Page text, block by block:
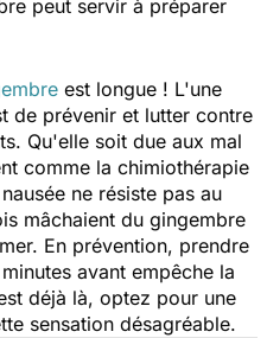
peut servir à préparer
est longue ! L'une
de prévenir et lutter contre
Qu'elle soit due aux mal
comme la chimiothérapie
ne résiste pas au
mâchaient du gingembre
En prévention, prendre
avant empêche la
déjà là, optez pour une
sensation désagréable.